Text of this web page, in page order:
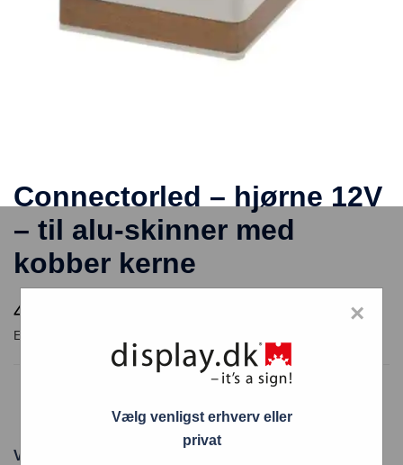
Connectorled – hjørne 12V
– til alu-skinner med
kobber kerne
47,25
kobber kerne
Varenummer: VF50100
Vælg venligst erhverv eller
privat
×